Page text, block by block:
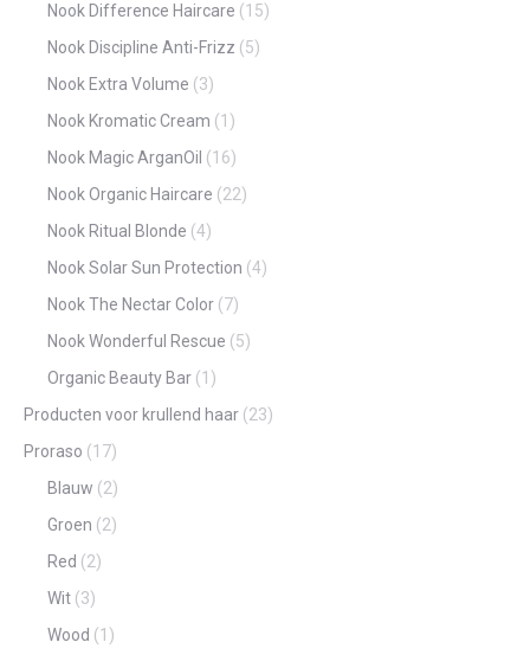
Nook Difference Haircare (15)
Nook Discipline Anti-Frizz (5)
Nook Extra Volume (3)
Nook Kromatic Cream (1)
Nook Magic ArganOil (16)
Nook Organic Haircare (22)
Nook Ritual Blonde (4)
Nook Solar Sun Protection (4)
Nook The Nectar Color (7)
Nook Wonderful Rescue (5)
Organic Beauty Bar (1)
Producten voor krullend haar (23)
Proraso (17)
Blauw (2)
Groen (2)
Red (2)
Wit (3)
Wood (1)